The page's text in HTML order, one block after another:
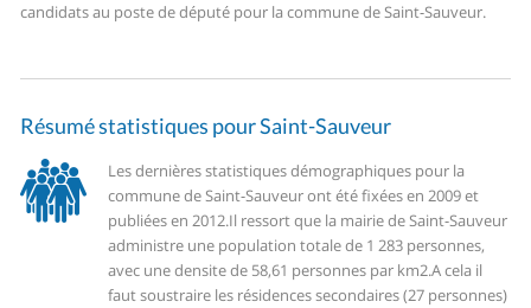
candidats au poste de député pour la commune de Saint-Sauveur.
Résumé statistiques pour Saint-Sauveur
Les dernières statistiques démographiques pour la
commune de Saint-Sauveur ont été fixées en 2009 et
publiées en 2012.Il ressort que la mairie de Saint-Sauveur
administre une population totale de 1 283 personnes,
avec une densite de 58,61 personnes par km2.A cela il
faut soustraire les résidences secondaires (27 personnes)